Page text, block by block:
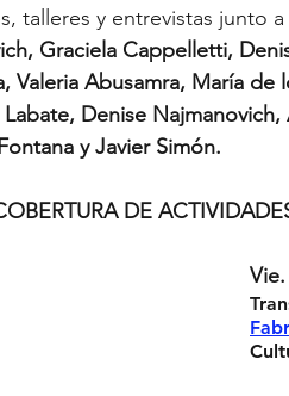
talleres y entrevistas junto a
Graciela Cappelletti,
Valeria Abusamra, María
Denise
y Javier Simón.
DE
Vie.